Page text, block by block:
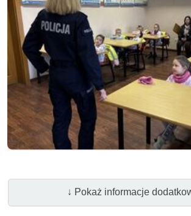
↓ Pokaż informacje